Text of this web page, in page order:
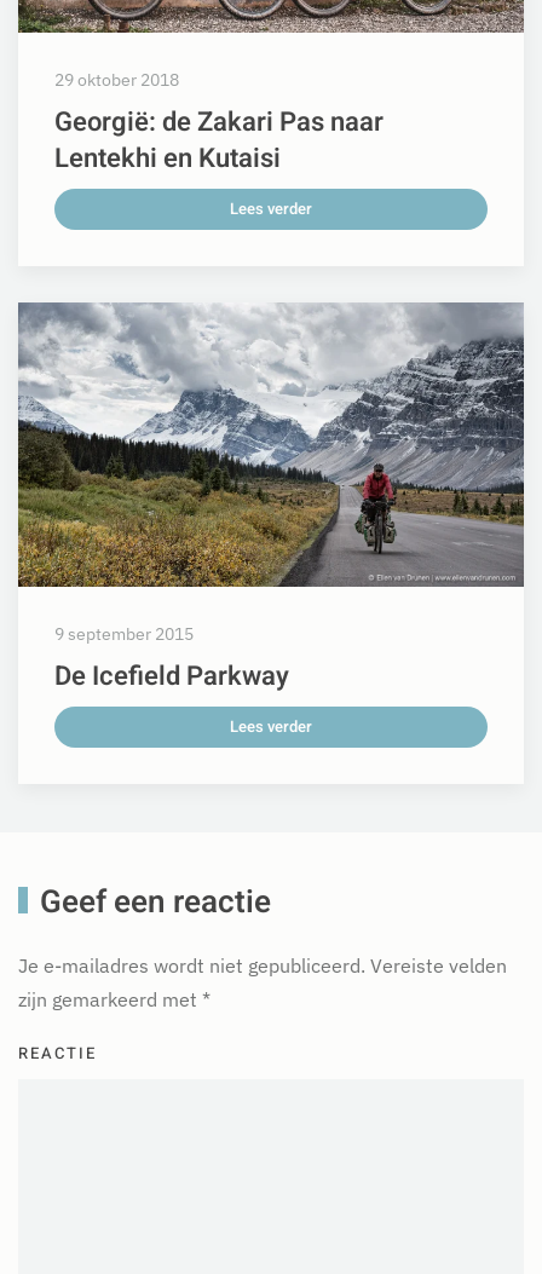
29 oktober 2018
Georgië: de Zakari Pas naar
Lentekhi en Kutaisi
Lees verder
9 september 2015
De Icefield Parkway
Lees verder
Geef een reactie
Je e-mailadres wordt niet gepubliceerd. Vereiste velden
zijn gemarkeerd met *
REACTIE